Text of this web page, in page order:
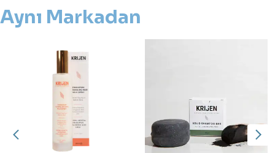
Aynı Markadan